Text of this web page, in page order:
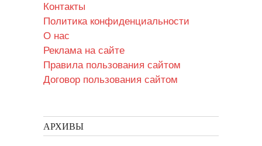
Контакты
Политика конфиденциальности
О нас
Реклама на сайте
Правила пользования сайтом
Договор пользования сайтом
АРХИВЫ